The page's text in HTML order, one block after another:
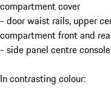
compartment cover
- door waist rails, upper
compartment front and
- side panel centre console
In contrasting colour: